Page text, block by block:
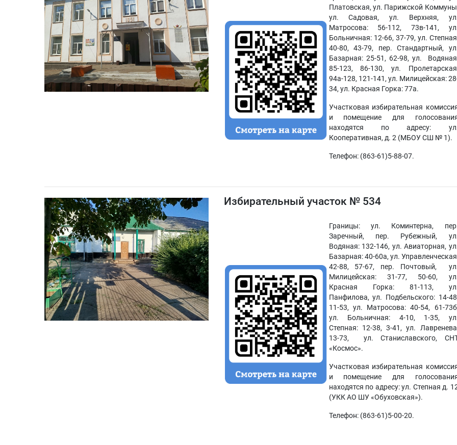
Платовская, ул. Парижской
ул. Садовая, ул. Верхняя,
Матросова: 56-112, 73в-141,
Больничная: 12-66, 37-79, ул.
40-80, 43-79, пер. Стандартный,
Базарная: 25-51, 62-98, ул.
85-123, 86-130, ул.
94а-128, 121-141, ул. Милицейская:
34, ул. Красная Горка: 77а.
Участковая избирательная
и помещение для
находятся по адресу:
Кооперативная, д. 2 (МБОУ СШ № 1).
Телефон: (863-61)5-88-07.
Избирательный участок № 534
Границы: ул. Коминтерна,
Заречный, пер. Рубежный,
Водяная: 132-146, ул. Авиаторная,
Базарная: 40-60а, ул.
42-88, 57-67, пер. Почтовый,
Милицейская: 31-77, 50-60,
Красная Горка: 81-113,
Панфилова, ул. Подбельского: 14-
11-53, ул. Матросова: 40-54, 61-
ул. Больничная: 4-10, 1-35,
Степная: 12-38, 3-41, ул.
13-73, ул. Станиславского,
«Космос».
Участковая избирательная
и помещение для
находятся по адресу: ул. Степная д.
(УКК АО ШУ «Обуховская»).
Телефон: (863-61)5-00-20.